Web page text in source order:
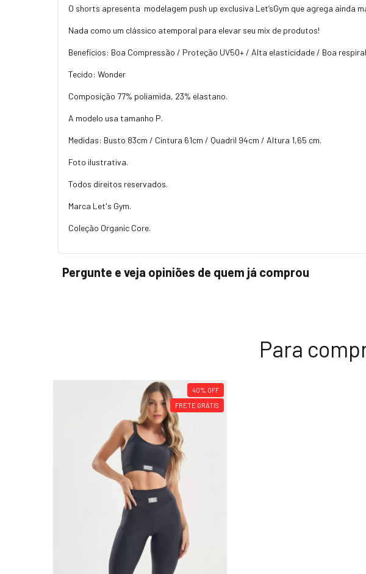
O shorts apresenta modelagem push up exclusiva Let’sGym que agrega ainda
Nada como um clássico atemporal para elevar seu mix de produtos!
Benefícios: Boa Compressão / Proteção UV50+ / Alta elasticidade / Boa
Tecido: Wonder
Composição 77% poliamida, 23% elastano.
A modelo usa tamanho P.
Medidas: Busto 83cm / Cintura 61cm / Quadril 94cm / Altura 1,65 cm.
Foto ilustrativa.
Todos direitos reservados.
Marca Let's Gym.
Coleção Organic Core.
Pergunte e veja opiniões de quem já comprou
Para
40% OFF
FRETE GRÁTIS